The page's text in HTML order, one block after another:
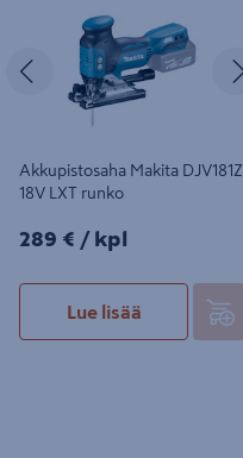
Edellinen
Akkupistosaha Makita DJV181Z
18V LXT runko
289€/kpl
289 € / kpl
Lue lisää